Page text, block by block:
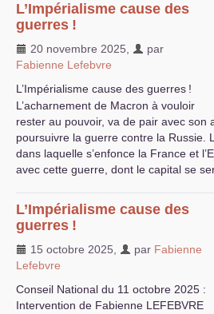
L’Impérialisme cause des
guerres !
20 novembre 2025
par
Fabienne Lefebvre
L’Impérialisme cause des guerres !
L’acharnement de Macron à vouloir
rester au pouvoir, va de pair avec son
poursuivre la guerre contre la Russie.
dans laquelle s’enfonce la France et
avec cette guerre, dont le capital se
L’Impérialisme cause des
guerres !
15 octobre 2025 par Fabienne
Lefebvre
Conseil National du 11 octobre 2025 :
Intervention de Fabienne LEFEBVRE